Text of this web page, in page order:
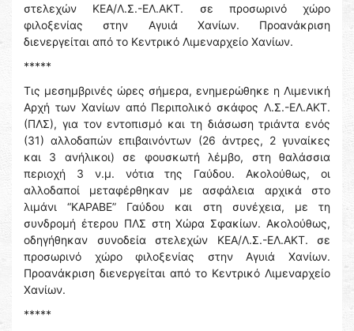
στελεχών ΚΕΑ/Λ.Σ.-ΕΛ.ΑΚΤ. σε προσωρινό χώρο
φιλοξενίας στην Αγυιά Χανίων. Προανάκριση
διενεργείται από το Κεντρικό Λιμεναρχείο Χανίων.
*****
Τις μεσημβρινές ώρες σήμερα, ενημερώθηκε η Λιμενική
Αρχή των Χανίων από Περιπολικό σκάφος Λ.Σ.-ΕΛ.ΑΚΤ.
(ΠΛΣ), για τον εντοπισμό και τη διάσωση τριάντα ενός
(31) αλλοδαπών επιβαινόντων (26 άντρες, 2 γυναίκες
και 3 ανήλικοι) σε φουσκωτή λέμβο, στη θαλάσσια
περιοχή 3 ν.μ. νότια της Γαύδου. Ακολούθως, οι
αλλοδαποί μεταφέρθηκαν με ασφάλεια αρχικά στο
λιμάνι “ΚΑΡΑΒΕ” Γαύδου και στη συνέχεια, με τη
συνδρομή έτερου ΠΛΣ στη Χώρα Σφακίων. Ακολούθως,
οδηγήθηκαν συνοδεία στελεχών ΚΕΑ/Λ.Σ.-ΕΛ.ΑΚΤ. σε
προσωρινό χώρο φιλοξενίας στην Αγυιά Χανίων.
Προανάκριση διενεργείται από το Κεντρικό Λιμεναρχείο
Χανίων.
*****